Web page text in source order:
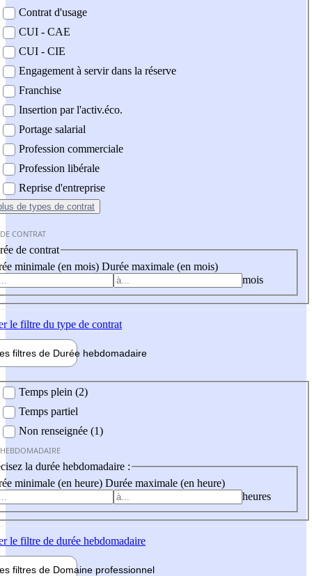
Contrat d'usage
CUI - CAE
CUI - CIE
Engagement à servir dans la réserve
Franchise
Insertion par l'activ.éco.
Portage salarial
Profession commerciale
Profession libérale
Reprise d'entreprise
de types de contrat
CONTRAT
de contrat
minimale (en mois) Durée maximale (en mois)
mois
le filtre du type de contrat
filtres de Durée hebdomadaire
Temps plein (2)
Temps partiel
Non renseignée (1)
la durée hebdomadaire :
minimale (en heure) Durée maximale (en heure)
heures
le filtre de durée hebdomadaire
filtres de Domaine professionnel